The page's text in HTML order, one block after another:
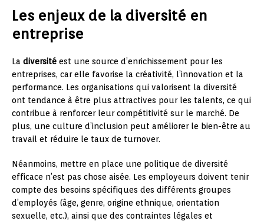
Les enjeux de la diversité en
entreprise
La diversité est une source d’enrichissement pour les
entreprises, car elle favorise la créativité, l’innovation et la
performance. Les organisations qui valorisent la diversité
ont tendance à être plus attractives pour les talents, ce qui
contribue à renforcer leur compétitivité sur le marché. De
plus, une culture d’inclusion peut améliorer le bien-être au
travail et réduire le taux de turnover.
Néanmoins, mettre en place une politique de diversité
efficace n’est pas chose aisée. Les employeurs doivent tenir
compte des besoins spécifiques des différents groupes
d’employés (âge, genre, origine ethnique, orientation
sexuelle, etc.), ainsi que des contraintes légales et